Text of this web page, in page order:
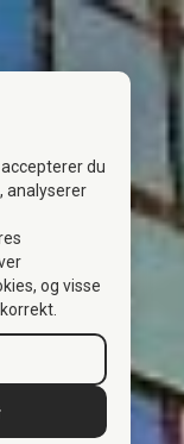
du
analyserer
og visse